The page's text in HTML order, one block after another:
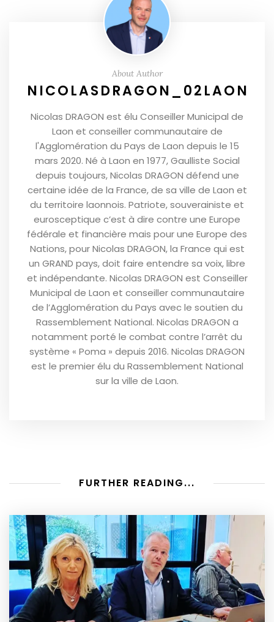
About Author
NICOLASDRAGON_02LAON
Nicolas DRAGON est élu Conseiller Municipal de
Laon et conseiller communautaire de
l'Agglomération du Pays de Laon depuis le 15
mars 2020. Né à Laon en 1977, Gaulliste Social
depuis toujours, Nicolas DRAGON défend une
certaine idée de la France, de sa ville de Laon et
du territoire laonnois. Patriote, souverainiste et
eurosceptique c’est à dire contre une Europe
fédérale et financière mais pour une Europe des
Nations, pour Nicolas DRAGON, la France qui est
un GRAND pays, doit faire entendre sa voix, libre
et indépendante. Nicolas DRAGON est Conseiller
Municipal de Laon et conseiller communautaire
de l’Agglomération du Pays avec le soutien du
Rassemblement National. Nicolas DRAGON a
notamment porté le combat contre l’arrêt du
système « Poma » depuis 2016. Nicolas DRAGON
est le premier élu du Rassemblement National
sur la ville de Laon.
FURTHER READING...